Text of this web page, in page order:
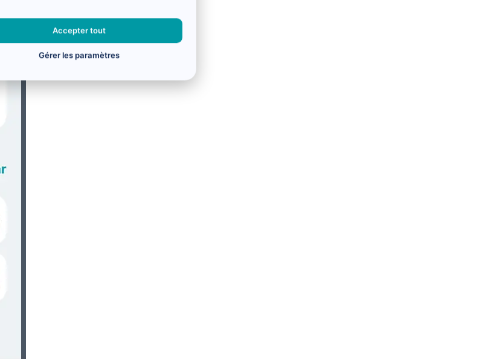
Accepter tout
Gérer les paramètres